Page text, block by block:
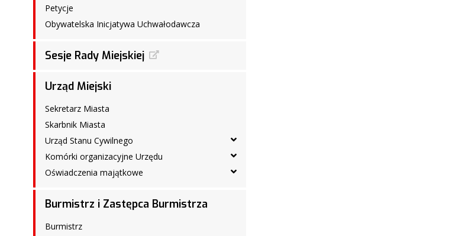
Petycje
Obywatelska Inicjatywa Uchwałodawcza
Sesje Rady Miejskiej
Urząd Miejski
Sekretarz Miasta
Skarbnik Miasta
Urząd Stanu Cywilnego
Komórki organizacyjne Urzędu
Oświadczenia majątkowe
Burmistrz i Zastępca Burmistrza
Burmistrz